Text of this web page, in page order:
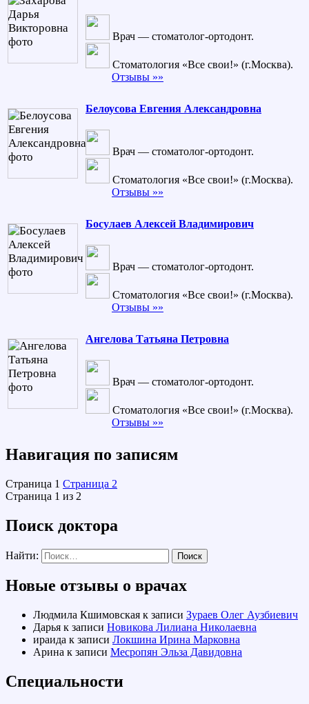
Врач — стоматолог-ортодонт.
Стоматология «Все свои!» (г.Москва).
Отзывы »»
Белоусова Евгения Александровна
Врач — стоматолог-ортодонт.
Стоматология «Все свои!» (г.Москва).
Отзывы »»
Босулаев Алексей Владимирович
Врач — стоматолог-ортодонт.
Стоматология «Все свои!» (г.Москва).
Отзывы »»
Ангелова Татьяна Петровна
Врач — стоматолог-ортодонт.
Стоматология «Все свои!» (г.Москва).
Отзывы »»
Навигация по записям
Страница 1 Страница 2
Страница 1 из 2
Поиск доктора
Найти:
Новые отзывы о врачах
Людмила Кшимовская к записи Зураев Олег Аузбиевич
Дарья к записи Новикова Лилиана Николаевна
ираида к записи Локшина Ирина Марковна
Арина к записи Месропян Эльза Давидовна
Специальности